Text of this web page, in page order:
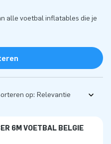
alle voetbal inflatables die je
op:
6M VOETBAL BELGIË